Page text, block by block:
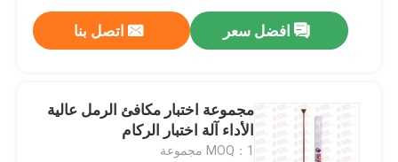
افضل سعر اتصل بنا
مجموعة اختبار مكافئ الرمل عالية
الأداء آلة اختبار الركام
MOQ：1 مجموعة